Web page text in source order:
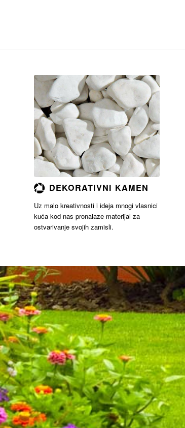
Opširnije
DEKORATIVNI KAMEN
Uz malo kreativnosti i ideja mnogi vlasnici
kuća kod nas pronalaze materijal za
ostvarivanje svojih zamisli.